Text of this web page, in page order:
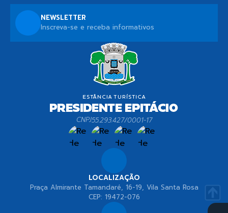
LOCALIZAÇÃO
Praça Almirante Tamandaré, 16-19, Vila Santa Rosa
CEP: 19472-076
CNPJ55.293.427/0001-17
NEWSLETTER
Inscreva-se e receba informativos